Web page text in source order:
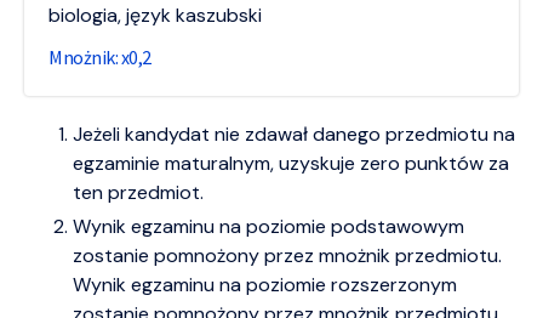
biologia, język kaszubski
0,2
Jeżeli kandydat nie zdawał danego przedmiotu na
egzaminie maturalnym, uzyskuje zero punktów za
ten przedmiot.
Wynik egzaminu na poziomie podstawowym
zostanie pomnożony przez mnożnik przedmiotu.
Wynik egzaminu na poziomie rozszerzonym